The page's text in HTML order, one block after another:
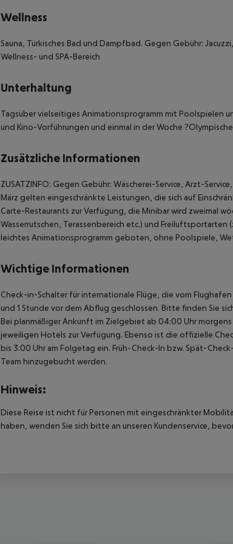
Wellness
Sauna, Türkisches Bad und Dampfbad. Gegen Gebühr:
Wellness- und SPA-Bereich
Unterhaltung
Tagsüber vielseitiges Animationsprogramm mit
und Kino-Vorführungen und einmal in der Woche
Zusätzliche Informationen
ZUSATZINFO: Gegen Gebühr: Wäscherei-Service, Arzt-
März gelten eingeschränkte Leistungen, die sich auf
Carte-Restaurants zur Verfügung, die Minibar wird zweimal
Wasserrutschen, Terassenbereich etc.) und Freiluftsportarten
leichtes Animationsprogramm geboten, ohne Poolspiele,
Wichtige Informationen
Check-in-Schalter für internationale Flüge, die vom
und 1 Stunde vor dem Abflug geschlossen. Bitte finden Sie
Bei planmäßiger Ankunft im Zielgebiet ab 04:00 Uhr
jeweiligen Hotels zur Verfügung. Ebenso ist die offizielle
bis 3:00 Uhr am Folgetag ein. Früh-Check-In bzw. Spät-
Team hinzugebucht werden.
Hinweis:
Diese Reise ist nicht für Personen mit eingeschränkter
haben, wenden Sie sich bitte an unseren Kundenservice,